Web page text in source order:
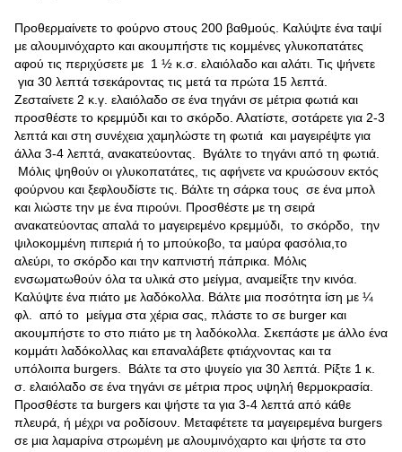
Προθερμαίνετε το φούρνο στους 200 βαθμούς. Καλύψτε ένα ταψί
με αλουμινόχαρτο και ακουμπήστε τις κομμένες γλυκοπατάτες
αφού τις περιχύσετε με 1 ½ κ.σ. ελαιόλαδο και αλάτι. Τις ψήνετε
για 30 λεπτά τσεκάροντας τις μετά τα πρώτα 15 λεπτά.
Ζεσταίνετε 2 κ.γ. ελαιόλαδο σε ένα τηγάνι σε μέτρια φωτιά και
προσθέστε το κρεμμύδι και το σκόρδο. Αλατίστε, σοτάρετε για 2-3
λεπτά και στη συνέχεια χαμηλώστε τη φωτιά και μαγειρέψτε για
άλλα 3-4 λεπτά, ανακατεύοντας. Βγάλτε το τηγάνι από τη φωτιά.
Μόλις ψηθούν οι γλυκοπατάτες, τις αφήνετε να κρυώσουν εκτός
φούρνου και ξεφλουδίστε τις. Βάλτε τη σάρκα τους σε ένα μπολ
και λιώστε την με ένα πιρούνι. Προσθέστε με τη σειρά
ανακατεύοντας απαλά το μαγειρεμένο κρεμμύδι, το σκόρδο, την
ψιλοκομμένη πιπεριά ή το μπούκοβο, τα μαύρα φασόλια,το
αλεύρι, το σκόρδο και την καπνιστή πάπρικα. Μόλις
ενσωματωθούν όλα τα υλικά στο μείγμα, αναμείξτε την κινόα.
Καλύψτε ένα πιάτο με λαδόκολλα. Βάλτε μια ποσότητα ίση με ¼
φλ. από το μείγμα στα χέρια σας, πλάστε το σε burger και
ακουμπήστε το στο πιάτο με τη λαδόκολλα. Σκεπάστε με άλλο ένα
κομμάτι λαδόκολλας και επαναλάβετε φτιάχνοντας και τα
υπόλοιπα burgers. Βάλτε τα στο ψυγείο για 30 λεπτά. Ρίξτε 1 κ.
σ. ελαιόλαδο σε ένα τηγάνι σε μέτρια προς υψηλή θερμοκρασία.
Προσθέστε τα burgers και ψήστε τα για 3-4 λεπτά από κάθε
πλευρά, ή μέχρι να ροδίσουν. Μεταφέτετε τα μαγειρεμένα burgers
σε μια λαμαρίνα στρωμένη με αλουμινόχαρτο και ψήστε τα στο